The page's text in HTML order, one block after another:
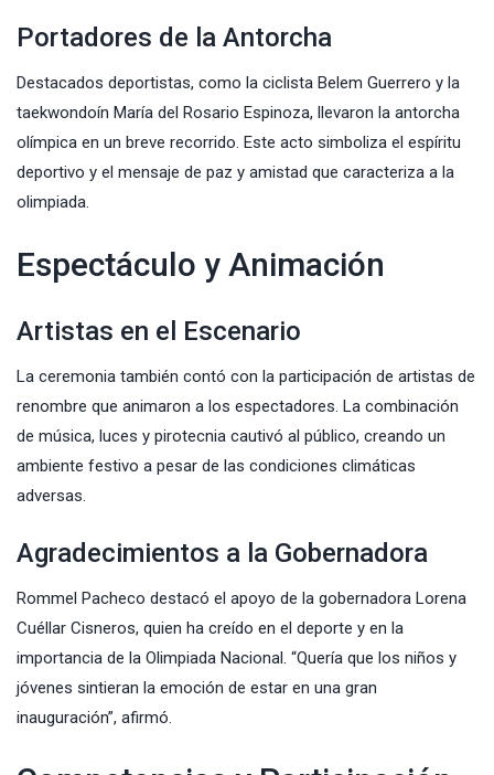
Portadores de la Antorcha
Destacados deportistas, como la ciclista Belem Guerrero y la
taekwondoín María del Rosario Espinoza, llevaron la antorcha
olímpica en un breve recorrido. Este acto simboliza el espíritu
deportivo y el mensaje de paz y amistad que caracteriza a la
olimpiada.
Espectáculo y Animación
Artistas en el Escenario
La ceremonia también contó con la participación de artistas de
renombre que animaron a los espectadores. La combinación
de música, luces y pirotecnia cautivó al público, creando un
ambiente festivo a pesar de las condiciones climáticas
adversas.
Agradecimientos a la Gobernadora
Rommel Pacheco destacó el apoyo de la gobernadora Lorena
Cuéllar Cisneros, quien ha creído en el deporte y en la
importancia de la Olimpiada Nacional. “Quería que los niños y
jóvenes sintieran la emoción de estar en una gran
inauguración”, afirmó.